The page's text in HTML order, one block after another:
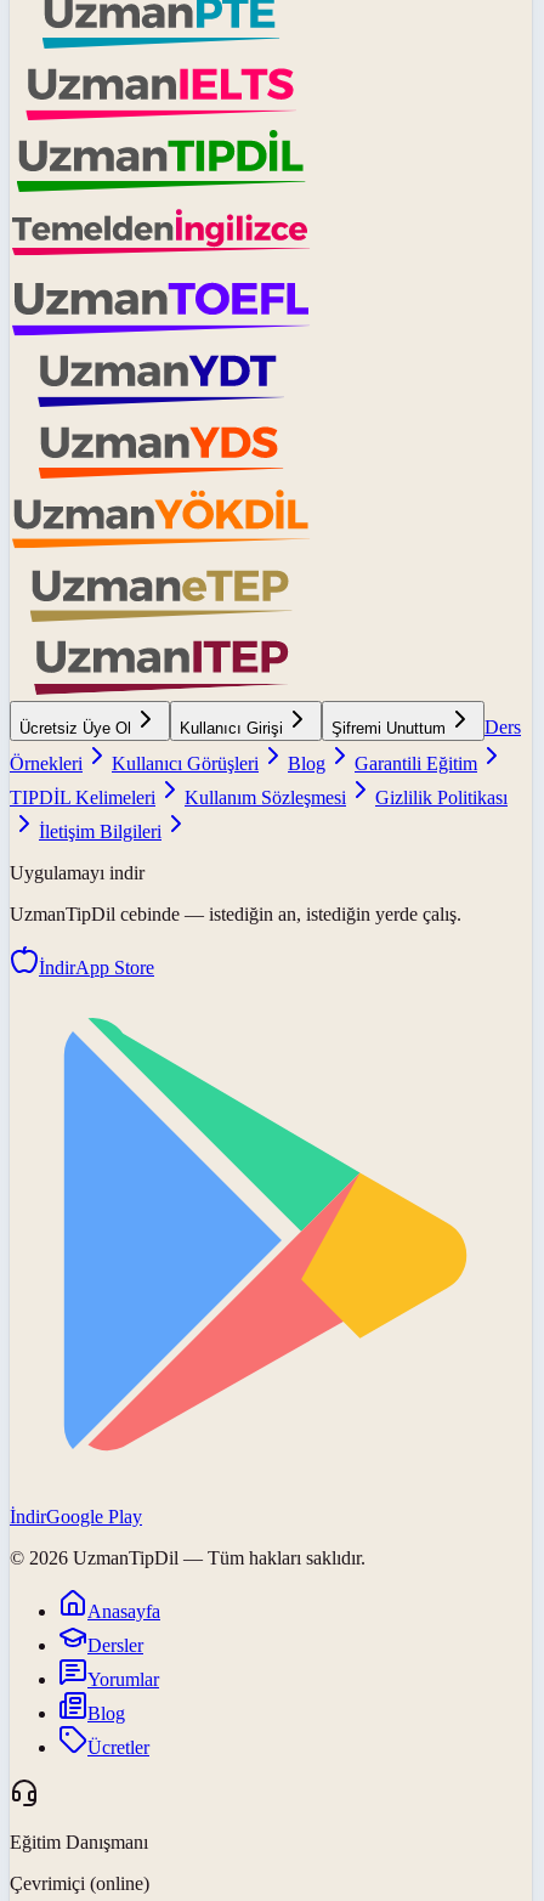
Ücretsiz Üye Ol Kullanıcı Girişi Şifremi Unuttum
Ders
Örnekleri
Kullanıcı Görüşleri Blog
Garantili Eğitim
TIPDİL Kelimeleri
Kullanım Sözleşmesi
Gizlilik Politikası
İletişim Bilgileri
Uygulamayı indir
UzmanTipDil cebinde — istediğin an, istediğin yerde çalış.
İndirApp Store
İndirGoogle Play
© 2026 UzmanTipDil — Tüm hakları saklıdır.
Anasayfa
Dersler
Yorumlar
Blog
Ücretler
Eğitim Danışmanı
Çevrimiçi (online)